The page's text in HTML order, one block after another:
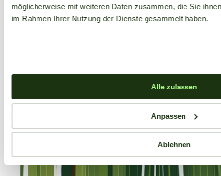
möglicherweise mit weiteren Daten zusammen, die Sie
im Rahmen Ihrer Nutzung der Dienste gesammelt haben.
Alle zulassen
Anpassen
Ablehnen